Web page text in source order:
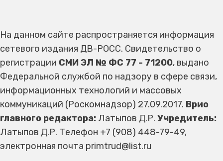
На данном сайте распространяется информация
сетевого издания ДВ-РОСС. Свидетельство о
регистрации СМИ ЭЛ № ФС 77 - 71200, выдано
Федеральной службой по надзору в сфере связи,
информационных технологий и массовых
коммуникаций (Роскомнадзор) 27.09.2017. Врио
главного редактора: Латыпов Д.Р. Учредитель:
Латыпов Д.Р. Телефон +7 (908) 448-79-49,
электронная почта primtrud@list.ru